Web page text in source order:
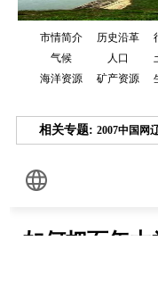
市情简介 历史沿革
气候
人口
海洋资源
矿产资源
相关专题: 2007中国网